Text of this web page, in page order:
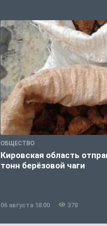
ОБЩЕСТВО
Кировская область
тонн берёзовой чаги
06 августа 18:00 378